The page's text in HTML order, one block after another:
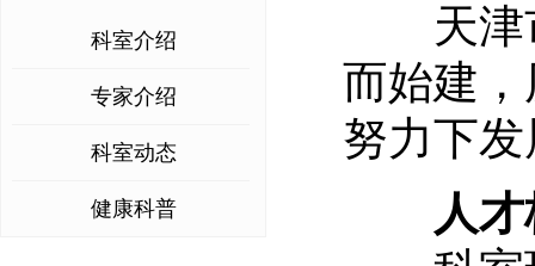
科室介绍
专家介绍
科室动态
健康科普
天津市
而始建
努力下
人才